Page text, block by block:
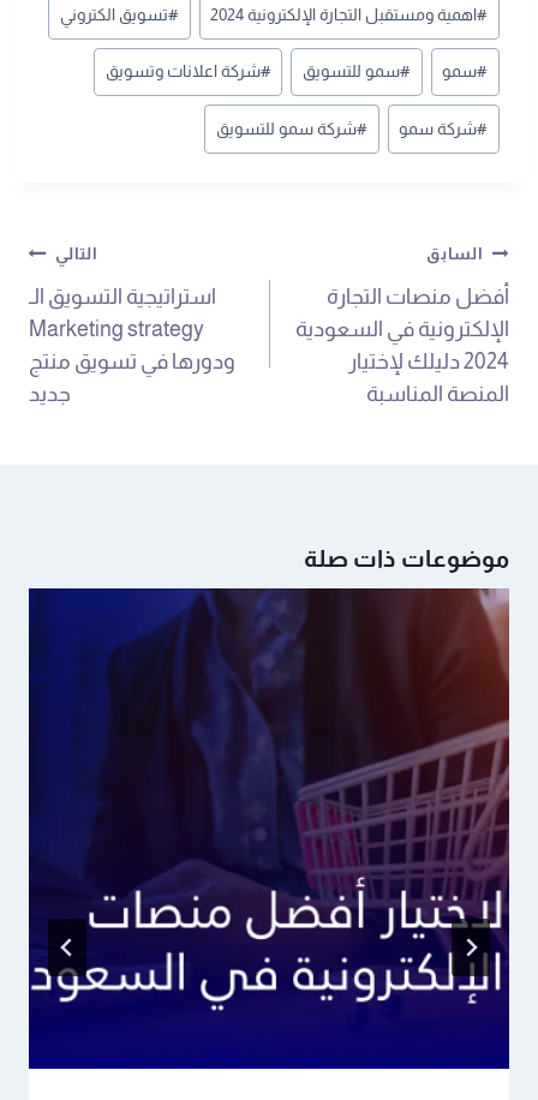
#اهمية ومستقبل التجارة الإلكترونية 2024 #تسويق الكتروني
#سمو #سمو للتسويق #شركة اعلانات وتسويق
#شركة سمو #شركة سمو للتسويق
السابق
أفضل منصات التجارة
الإلكترونية في السعودية
2024 دليلك لإختيار
المنصة المناسبة
التالي
استراتيجية التسويق الـ
Marketing strategy
ودورها في تسويق منتج
جديد
موضوعات ذات صلة